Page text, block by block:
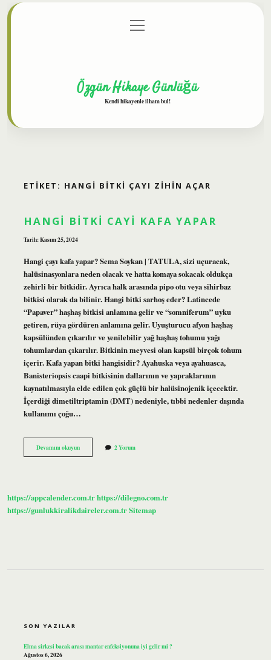
Gizlilik Politikası
menüyü
aç
Özgün Hikaye Günlüğü
Kendi hikayenle ilham bul!
ETIKET: HANGI BITKI ÇAYI ZIHIN AÇAR
HANGI BITKI CAYI KAFA YAPAR
Tarih: Kasım 25, 2024
Hangi çayı kafa yapar? Sema Soykan | TATULA, sizi uçuracak,
halüsinasyonlara neden olacak ve hatta komaya sokacak oldukça
zehirli bir bitkidir. Ayrıca halk arasında pipo otu veya sihirbaz
bitkisi olarak da bilinir. Hangi bitki sarhoş eder? Latincede
“Papaver” haşhaş bitkisi anlamına gelir ve “somniferum” uyku
getiren, rüya gördüren anlamına gelir. Uyuşturucu afyon haşhaş
kapsülünden çıkarılır ve yenilebilir yağ haşhaş tohumu yağı
tohumlardan çıkarılır. Bitkinin meyvesi olan kapsül birçok tohum
içerir. Kafa yapan bitki hangisidir? Ayahuska veya ayahuasca,
Banisteriopsis caapi bitkisinin dallarının ve yapraklarının
kaynatılmasıyla elde edilen çok güçlü bir halüsinojenik içecektir.
İçerdiği dimetiltriptamin (DMT) nedeniyle, tıbbi nedenler dışında
kullanımı çoğu…
Devamını okuyunHangi
Bitki
2 Yorum
https://appcalender.com.trhttps://dilegno.com.tr
https://gunlukkiralikdaireler.com.trSitemap
SON YAZILAR
Elma sirkesi bacak arası mantar enfeksiyonuna iyi gelir mi ?
Ağustos 6, 2026